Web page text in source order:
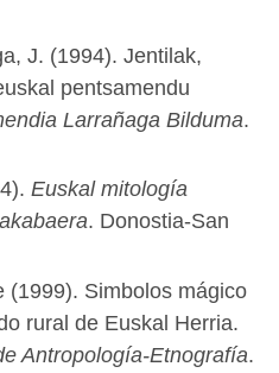
J. (1994). Jentilak,
pentsamendu
Larrañaga Bilduma.
Euskal mitología
. Donostia-San
(1999). Simbolos mágico
rural de Euskal Herria.
Antropología-Etnografía.